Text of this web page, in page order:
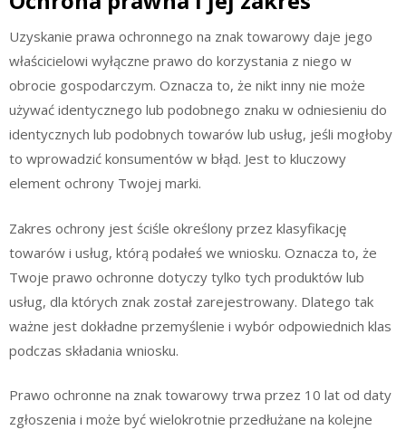
Uzyskanie prawa ochronnego na znak towarowy daje jego
właścicielowi wyłączne prawo do korzystania z niego w
obrocie gospodarczym. Oznacza to, że nikt inny nie może
używać identycznego lub podobnego znaku w odniesieniu do
identycznych lub podobnych towarów lub usług, jeśli mogłoby
to wprowadzić konsumentów w błąd. Jest to kluczowy
element ochrony Twojej marki.
Zakres ochrony jest ściśle określony przez klasyfikację
towarów i usług, którą podałeś we wniosku. Oznacza to, że
Twoje prawo ochronne dotyczy tylko tych produktów lub
usług, dla których znak został zarejestrowany. Dlatego tak
ważne jest dokładne przemyślenie i wybór odpowiednich klas
podczas składania wniosku.
Prawo ochronne na znak towarowy trwa przez 10 lat od daty
zgłoszenia i może być wielokrotnie przedłużane na kolejne